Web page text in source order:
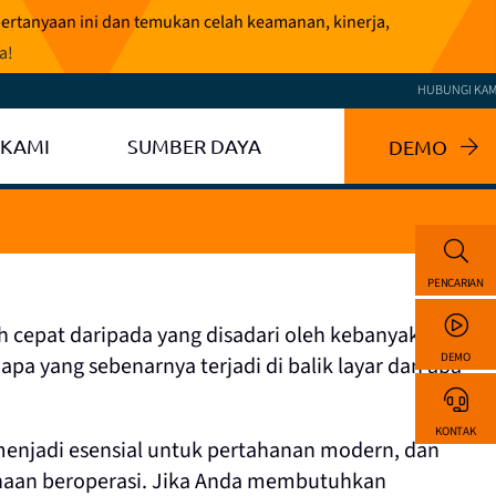
ini dan temukan celah keamanan, kinerja,
!
HUBUNGI
SUMBER DAYA DEMO
daripada yang disadari oleh kebanyakan
yang sebenarnya terjadi di balik layar dan apa
esensial untuk pertahanan modern, dan
beroperasi. Jika Anda membutuhkan
PENCARIAN
DEMO
KONTAK